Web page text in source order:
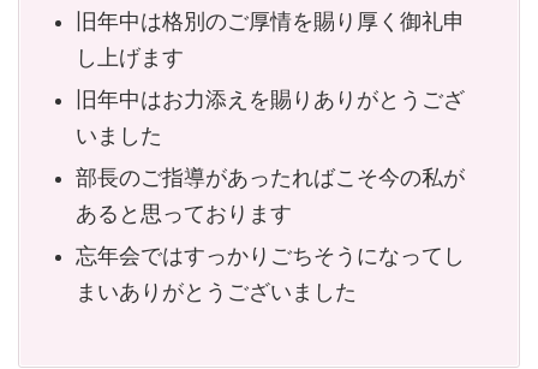
旧年中は格別のご厚情を賜り厚く御礼申
し上げます
旧年中はお力添えを賜りありがとうござ
いました
部長のご指導があったればこそ今の私が
あると思っております
忘年会ではすっかりごちそうになってし
まいありがとうございました